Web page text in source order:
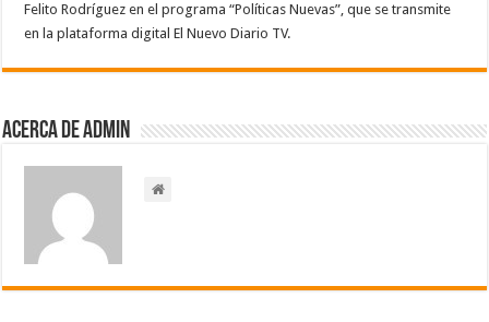
Felito Rodríguez en el programa “Políticas Nuevas”, que se transmite
en la plataforma digital El Nuevo Diario TV.
Acerca de admin